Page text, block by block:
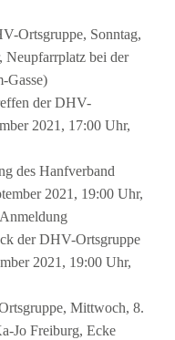
Ortsgruppe, Sonntag,
Neupfarrplatz bei der
Gasse)
der DHV-
2021, 17:00 Uhr,
des Hanfverband
2021, 19:00 Uhr,
der DHV-Ortsgruppe
2021, 19:00 Uhr,
Mittwoch, 8.
Jo Freiburg, Ecke